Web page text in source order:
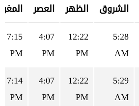
الشروق الظهر العصر
5:28
AM
12:22
PM
4:07
PM
7:15
PM
5:29
AM
12:22
PM
4:07
PM
7:14
PM